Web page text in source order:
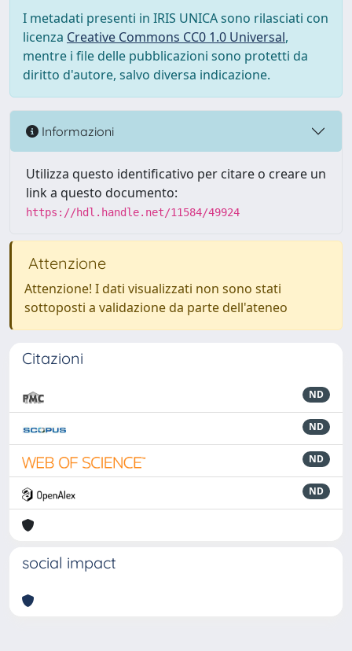
I metadati presenti in IRIS UNICA sono rilasciati con
licenza Creative Commons CC0 1.0 Universal,
mentre i file delle pubblicazioni sono protetti da
diritto d'autore, salvo diversa indicazione.
Informazioni
Utilizza questo identificativo per citare o creare un
link a questo documento:
https://hdl.handle.net/11584/49924
Attenzione
Attenzione! I dati visualizzati non sono stati
sottoposti a validazione da parte dell'ateneo
Citazioni
ND
ND
ND
ND
social impact